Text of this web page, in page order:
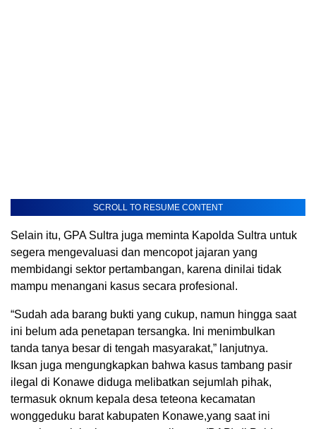
SCROLL TO RESUME CONTENT
Selain itu, GPA Sultra juga meminta Kapolda Sultra untuk
segera mengevaluasi dan mencopot jajaran yang
membidangi sektor pertambangan, karena dinilai tidak
mampu menangani kasus secara profesional.
“Sudah ada barang bukti yang cukup, namun hingga saat
ini belum ada penetapan tersangka. Ini menimbulkan
tanda tanya besar di tengah masyarakat,” lanjutnya.
Iksan juga mengungkapkan bahwa kasus tambang pasir
ilegal di Konawe diduga melibatkan sejumlah pihak,
termasuk oknum kepala desa teteona kecamatan
wonggeduku barat kabupaten Konawe,yang saat ini